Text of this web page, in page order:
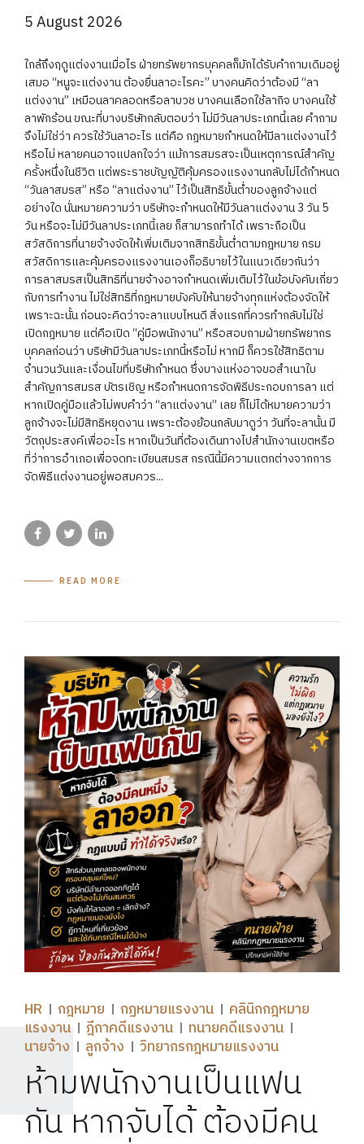
5 August 2026
ใกล้ถึงฤดูแต่งงานเมื่อไร ฝ่ายทรัพยากรบุคคลก็มักได้รับคำถามเดิมอยู่
เสมอ “หนูจะแต่งงาน ต้องยื่นลาอะไรคะ” บางคนคิดว่าต้องมี “ลา
แต่งงาน” เหมือนลาคลอดหรือลาบวช บางคนเลือกใช้ลากิจ บางคนใช้
ลาพักร้อน ขณะที่บางบริษัทกลับตอบว่า ไม่มีวันลาประเภทนี้เลย คำถาม
จึงไม่ใช่ว่า ควรใช้วันลาอะไร แต่คือ กฎหมายกำหนดให้มีลาแต่งงานไว้
หรือไม่ หลายคนอาจแปลกใจว่า แม้การสมรสจะเป็นเหตุการณ์สำคัญ
ครั้งหนึ่งในชีวิต แต่พระราชบัญญัติคุ้มครองแรงงานกลับไม่ได้กำหนด
“วันลาสมรส” หรือ “ลาแต่งงาน” ไว้เป็นสิทธิขั้นต่ำของลูกจ้างแต่
อย่างใด นั่นหมายความว่า บริษัทจะกำหนดให้มีวันลาแต่งงาน 3 วัน 5
วัน หรือจะไม่มีวันลาประเภทนี้เลย ก็สามารถทำได้ เพราะถือเป็น
สวัสดิการที่นายจ้างจัดให้เพิ่มเติมจากสิทธิขั้นต่ำตามกฎหมาย กรม
สวัสดิการและคุ้มครองแรงงานเองก็อธิบายไว้ในแนวเดียวกันว่า
การลาสมรสเป็นสิทธิที่นายจ้างอาจกำหนดเพิ่มเติมไว้ในข้อบังคับเกี่ยว
กับการทำงาน ไม่ใช่สิทธิที่กฎหมายบังคับให้นายจ้างทุกแห่งต้องจัดให้
เพราะฉะนั้น ก่อนจะคิดว่าจะลาแบบไหนดี สิ่งแรกที่ควรทำกลับไม่ใช่
เปิดกฎหมาย แต่คือเปิด “คู่มือพนักงาน” หรือสอบถามฝ่ายทรัพยากร
บุคคลก่อนว่า บริษัทมีวันลาประเภทนี้หรือไม่ หากมี ก็ควรใช้สิทธิตาม
จำนวนวันและเงื่อนไขที่บริษัทกำหนด ซึ่งบางแห่งอาจขอสำเนาใบ
สำคัญการสมรส บัตรเชิญ หรือกำหนดการจัดพิธีประกอบการลา แต่
หากเปิดคู่มือแล้วไม่พบคำว่า “ลาแต่งงาน” เลย ก็ไม่ได้หมายความว่า
ลูกจ้างจะไม่มีสิทธิหยุดงาน เพราะต้องย้อนกลับมาดูว่า วันที่จะลานั้น มี
วัตถุประสงค์เพื่ออะไร หากเป็นวันที่ต้องเดินทางไปสำนักงานเขตหรือ
ที่ว่าการอำเภอเพื่อจดทะเบียนสมรส กรณีนี้มีความแตกต่างจากการ
จัดพิธีแต่งงานอยู่พอสมควร...
READ MORE
HR กฎหมาย กฏหมายแรงงาน
คลินิกกฎหมาย
แรงงาน
ฎีกาคดีแรงงาน
ทนายคดีแรงงาน
นายจ้าง
ลูกจ้าง วิทยากรกฎหมายแรงงาน
ห้ามพนักงานเป็นแฟน
กัน หากจับได้ ต้องมีคน